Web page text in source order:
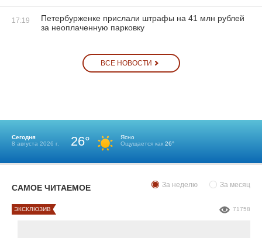
17:19
Петербурженке прислали штрафы на 41 млн рублей
за неоплаченную парковку
ВСЕ НОВОСТИ
Сегодня
8 августа 2026 г.
26°
Ясно
Ощущается как 26°
САМОЕ ЧИТАЕМОЕ За неделю За месяц
ЭКСКЛЮЗИВ 71758